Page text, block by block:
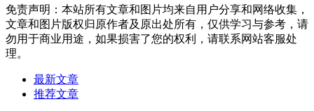
免责声明：本站所有文章和图片均来自用户分享和网络收集，
文章和图片版权归原作者及原出处所有，仅供学习与参考，请
勿用于商业用途，如果损害了您的权利，请联系网站客服处
理。
最新文章
推荐文章